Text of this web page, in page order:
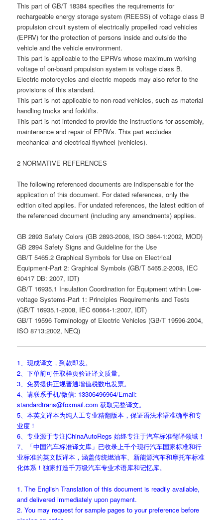
This part of GB/T 18384 specifies the requirements for
rechargeable energy storage system (REESS) of voltage class B
propulsion circuit system of electrically propelled road vehicles
(EPRV) for the protection of persons inside and outside the
vehicle and the vehicle environment.
This part is applicable to the EPRVs whose maximum working
voltage of on-board propulsion system is voltage class B.
Electric motorcycles and electric mopeds may also refer to the
provisions of this standard.
This part is not applicable to non-road vehicles, such as material
handling trucks and forklifts.
This part is not intended to provide the instructions for assembly,
maintenance and repair of EPRVs. This part excludes
mechanical and electrical flywheel (vehicles).
2 NORMATIVE REFERENCES
The following referenced documents are indispensable for the
application of this document. For dated references, only the
edition cited applies. For undated references, the latest edition of
the referenced document (including any amendments) applies.
GB 2893 Safety Colors (GB 2893-2008, ISO 3864-1:2002, MOD)
GB 2894 Safety Signs and Guideline for the Use
GB/T 5465.2 Graphical Symbols for Use on Electrical
Equipment-Part 2: Graphical Symbols (GB/T 5465.2-2008, IEC
60417 DB: 2007, IDT)
GB/T 16935.1 Insulation Coordination for Equipment within Low-
voltage Systems-Part 1: Principles Requirements and Tests
(GB/T 16935.1-2008, IEC 60664-1:2007, IDT)
GB/T 19596 Terminology of Electric Vehicles (GB/T 19596-2004,
ISO 8713:2002, NEQ)
1、现成译文，到款即发。
2、下单前可任取样页验证译文质量。
3、免费提供正规普通增值税数电发票。
4、请联系手机/微信: 13306496964/Email:
standardtrans@foxmail.com 获取完整译文。
5、本英文译本为纯人工专业精翻版本，保证语法术语准确率和专
业度！
6、专业源于专注|ChinaAutoRegs 始终专注于汽车标准翻译领域！
7、「中国汽车标准译文库」已收录上千个现行汽车国家标准和行
业标准的英文版译本，涵盖传统燃油车、新能源汽车和摩托车标准
化体系！独家打造千万级汽车专业术语库和记忆库。
1. The English Translation of this document is readily available,
and delivered immediately upon payment.
2. You may request for sample pages to your preference before